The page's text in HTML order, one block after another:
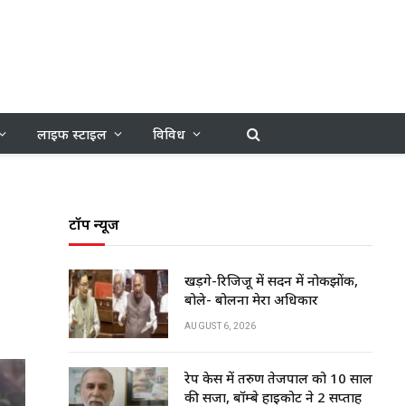
लाइफ स्टाइल विविध
टॉप न्यूज
खड़गे-रिजिजू में सदन में नोकझोंक,
बोले- बोलना मेरा अधिकार
AUGUST 6, 2026
रेप केस में तरुण तेजपाल को 10 साल
की सजा, बॉम्बे हाईकोर्ट ने 2 सप्ताह